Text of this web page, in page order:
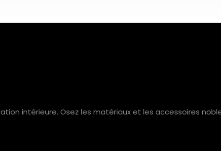
intérieure. Osez les matériaux et les accessoires